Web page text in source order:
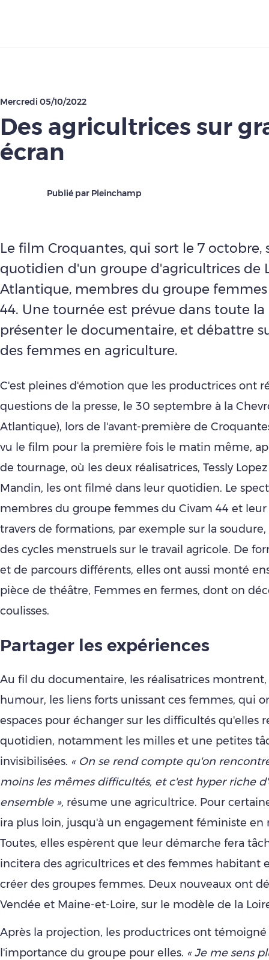
Mercredi 05/10/2022
Des agricultrices sur
écran
Publié par Pleinchamp
Le film Croquantes, qui sort le 7 octobre,
quotidien d'un groupe d'agricultrices de
Atlantique, membres du groupe
44. Une tournée est prévue dans toute la
présenter le documentaire, et débattre
des femmes en agriculture.
C'est pleines d'émotion que les productrices ont
questions de la presse, le 30 septembre à la
Atlantique), lors de l'avant-première de
vu le film pour la première fois le matin même,
de tournage, où les deux réalisatrices, Tessly
Mandin, les ont filmé dans leur quotidien. Le
membres du groupe femmes du Civam 44 et
travers de formations, par exemple sur la
des cycles menstruels sur le travail agricole. De
et de parcours différents, elles ont aussi monté
pièce de théâtre, Femmes en fermes, dont on
coulisses.
Partager les expériences
Au fil du documentaire, les réalisatrices montrent,
humour, les liens forts unissant ces femmes, qui
espaces pour échanger sur les difficultés qu'elles
quotidien, notamment les milles et une petites
invisibilisées. « On se rend compte qu'on
moins les mêmes difficultés, et c'est hyper riche
ensemble », résume une agricultrice. Pour
ira plus loin, jusqu'à un engagement féministe en
Toutes, elles espèrent que leur démarche fera
incitera des agricultrices et des femmes habitant
créer des groupes femmes. Deux nouveaux ont
Vendée et Maine-et-Loire, sur le modèle de la
Après la projection, les productrices ont témoigné
l'importance du groupe pour elles. « Je me sens